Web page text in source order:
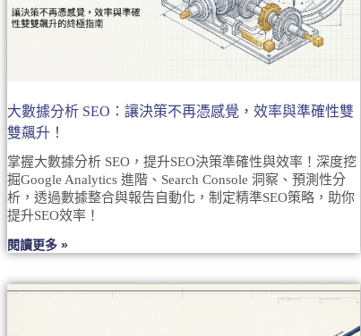
大數據分析 SEO：讓決策不再憑感覺，效率與準確性雙
雙飆升！
掌握大數據分析 SEO，提升SEO決策準確性與效率！深度挖
掘Google Analytics 進階、Search Console 洞察、預測性分
析，透過數據整合與報告自動化，制定精準SEO策略，助你
提升SEO效率！
閱讀更多 »